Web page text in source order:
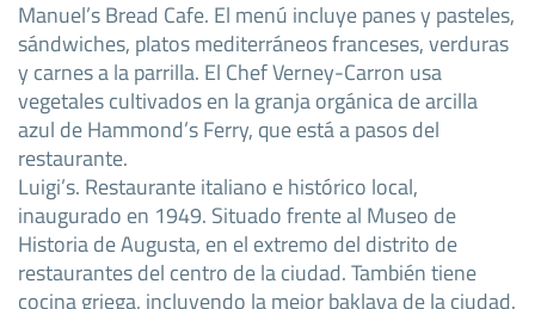
Manuel’s Bread Cafe. El menú incluye panes y pasteles,
sándwiches, platos mediterráneos franceses, verduras
y carnes a la parrilla. El Chef Verney-Carron usa
vegetales cultivados en la granja orgánica de arcilla
azul de Hammond’s Ferry, que está a pasos del
restaurante.
Luigi’s. Restaurante italiano e histórico local,
inaugurado en 1949. Situado frente al Museo de
Historia de Augusta, en el extremo del distrito de
restaurantes del centro de la ciudad. También tiene
cocina griega, incluyendo la mejor baklava de la ciudad.